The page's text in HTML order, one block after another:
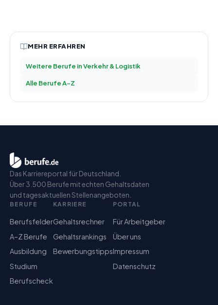
MEHR ERFAHREN
Weitere Berufe inVerkehr & Logistik
Alle Berufe A–Z
Das Karriereportal für Deutschland.
Über 3.500 Berufe mit echten Gehaltsdaten
und tagesaktuellen Stellenangeboten.
BERUFE
Berufsfelder
A–Z Berufe
Ausbildung
Studium
Berufscheck
KARRIERE
Gehaltsrechner
Gehaltsrankings
Bewerbungstipps
PORTAL
Für Arbeitgeber
Über uns
Impressum
Datenschutz